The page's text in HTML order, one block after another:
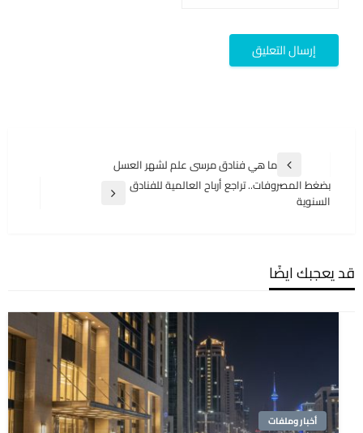
المقالات
المقالة
السابقة
ما هي فنادق مرسى علم لشهر العسل
المقالة
بضغط المصروفات.. تراجع أرباح العالمية للفنادق
السنوية
قد يعجبك ايضًا
أخبار وملفات